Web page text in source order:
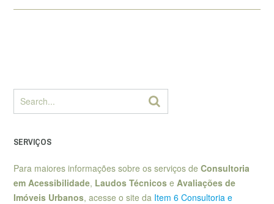
SERVIÇOS
Para maiores informações sobre os serviços de Consultoria
em Acessibilidade, Laudos Técnicos e Avaliações de
Imóveis Urbanos, acesse o site da Item 6 Consultoria e